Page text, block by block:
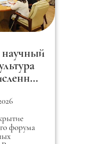
форума